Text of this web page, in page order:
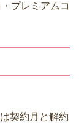
プレミアムコ
契約月と解約